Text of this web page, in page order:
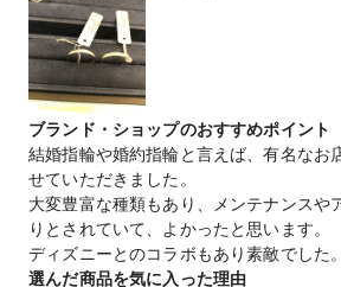
価格帯 25万円
マイナビ限定 来店特典
この店舗のおすすめ特典情報
【４℃ BRIDAL】マイナビウエディングから
プレゼント
スコープでダイヤの裏から見ることがで
キューピッドの模様がきれいに出ている
た。
商品名 エンゲージリング
ブランド・ショップのおすすめポイント
結婚指輪や婚約指輪と言えば、有名なお
せていただきました。
大変豊富な種類もあり、メンテナンスや
りとされていて、よかったと思います。
ディズニーとのコラボもあり素敵でした。
選んだ商品を気に入った理由